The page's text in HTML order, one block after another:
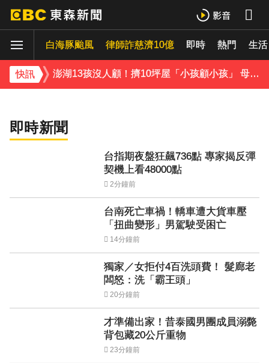
白海豚颱風 律師詐慈濟10億 即時 熱門 生活
快訊
才準備出家！昔泰國男團成員溺斃 背包藏20公斤重物
澎湖13孩沒人顧！擠10坪屋「小孩顧小孩」 母離家帶走補助金
下載東森App，隨時掌握天下大小事！
獨家／女拒付4百洗頭費！ 髮廊老闆怒：洗
「霸王頭」
即時新聞
台指期夜盤狂飆736點 專家揭反彈
契機上看48000點
2分鐘前
台南死亡車禍！轎車遭大貨車壓
「扭曲變形」男駕駛受困亡
14分鐘前
獨家／女拒付4百洗頭費！ 髮廊老
闆怒：洗「霸王頭」
20分鐘前
才準備出家！昔泰國男團成員溺斃
背包藏20公斤重物
23分鐘前